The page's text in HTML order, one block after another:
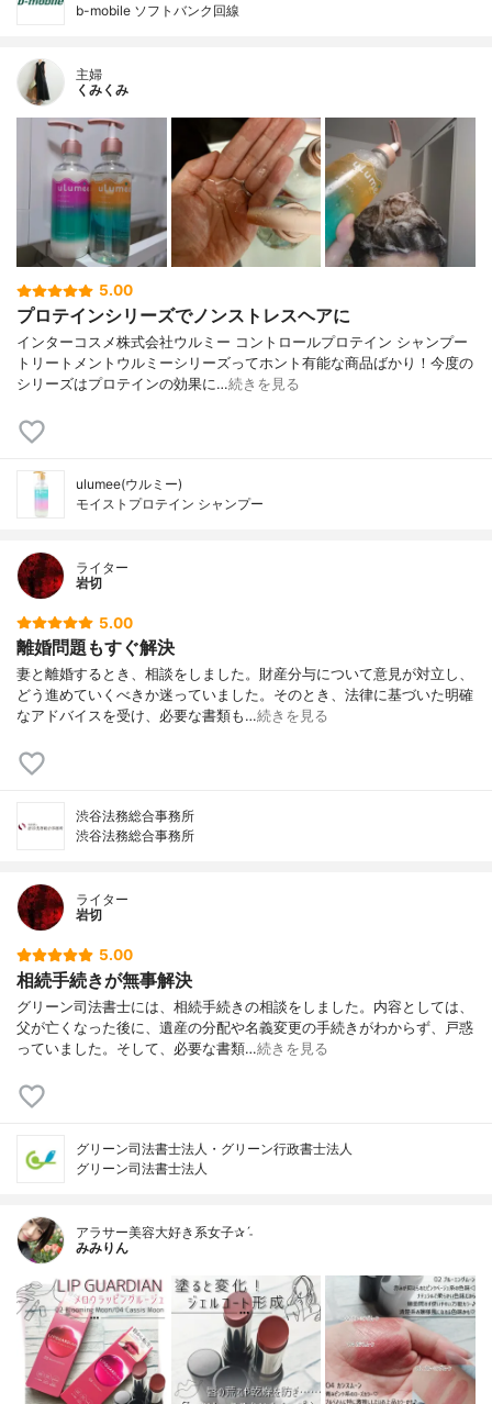
b-mobile ソフトバンク回線
主婦
くみくみ
5.00
プロテインシリーズでノンストレスヘアに
インターコスメ株式会社ウルミー コントロールプロテイン シャンプー
トリートメントウルミーシリーズってホント有能な商品ばかり！今度の
シリーズはプロテインの効果に…続きを見る
ulumee(ウルミー)
モイストプロテイン シャンプー
ライター
岩切
5.00
離婚問題もすぐ解決
妻と離婚するとき、相談をしました。財産分与について意見が対立し、
どう進めていくべきか迷っていました。そのとき、法律に基づいた明確
なアドバイスを受け、必要な書類も…続きを見る
渋谷法務総合事務所
渋谷法務総合事務所
ライター
岩切
5.00
相続手続きが無事解決
グリーン司法書士には、相続手続きの相談をしました。内容としては、
父が亡くなった後に、遺産の分配や名義変更の手続きがわからず、戸惑
っていました。そして、必要な書類…続きを見る
グリーン司法書士法人・グリーン行政書士法人
グリーン司法書士法人
アラサー美容大好き系女子✰ˊ˗
みみりん